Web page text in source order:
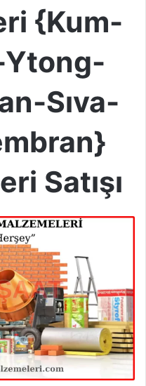
{Kum-
Sıva-
Satışı